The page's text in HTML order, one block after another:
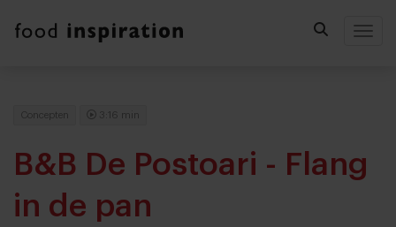
Concepten 3:16 min
B&B De Postoari - Flang
in de pan